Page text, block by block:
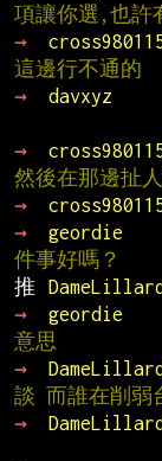
項讓你選,也許
→
這邊行不通的
→
→
然後在那邊扯
→
→
件事好嗎？
推
→
意思
→
談 而誰在削弱
→